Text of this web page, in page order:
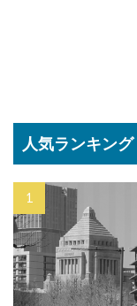
人気ランキング